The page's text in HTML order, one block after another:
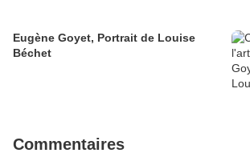
Eugène Goyet, Portrait de Louise
Béchet
Commentaires